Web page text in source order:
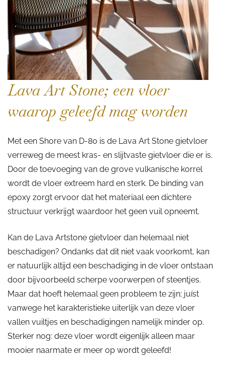
Lava Art Stone; een vloer
waarop geleefd mag worden
Met een Shore van D-80 is de Lava Art Stone gietvloer
verreweg de meest kras- en slijtvaste gietvloer die er is.
Door de toevoeging van de grove vulkanische korrel
wordt de vloer extreem hard en sterk. De binding van
epoxy zorgt ervoor dat het materiaal een dichtere
structuur verkrijgt waardoor het geen vuil opneemt.
Kan de Lava Artstone gietvloer dan helemaal niet
beschadigen? Ondanks dat dit niet vaak voorkomt, kan
er natuurlijk altijd een beschadiging in de vloer ontstaan
door bijvoorbeeld scherpe voorwerpen of steentjes.
Maar dat hoeft helemaal geen probleem te zijn; juíst
vanwege het karakteristieke uiterlijk van deze vloer
vallen vuiltjes en beschadigingen namelijk minder op.
Sterker nog: deze vloer wordt eigenlijk alleen maar
mooier naarmate er meer op wordt geleefd!